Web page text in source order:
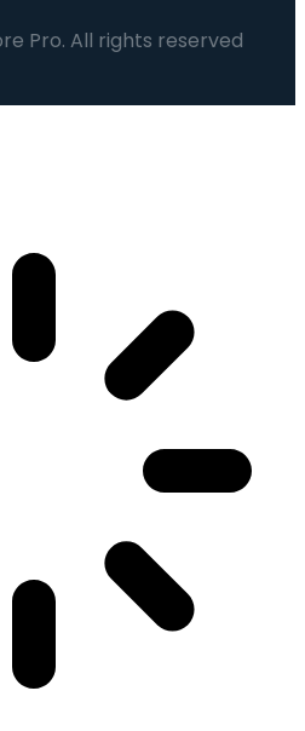
Pro. All rights reserved